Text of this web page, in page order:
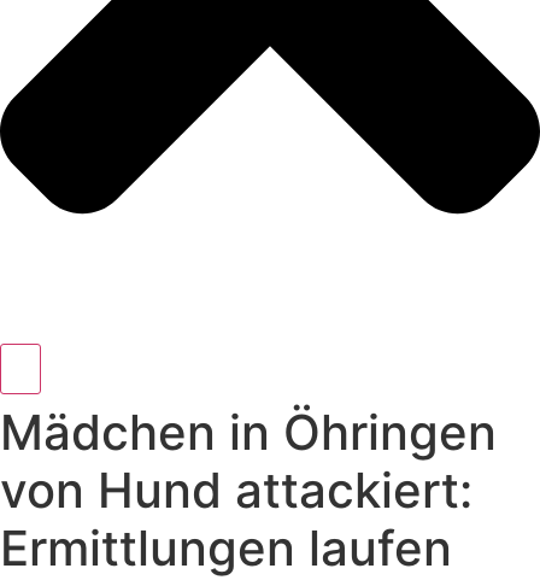
Mädchen in Öhringen
von Hund attackiert:
Ermittlungen laufen